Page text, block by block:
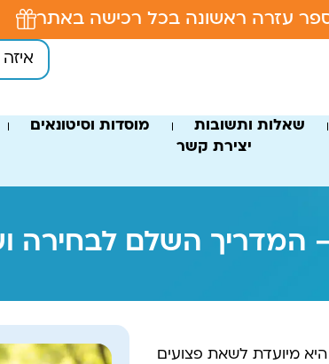
עזרה ראשונה בכל רכישה באתר
שאלות ותשובות
מוסדות וסיטונאים
יצירת קשר
המדריך השלם לבחירה
מיועדת לשאת פצועים